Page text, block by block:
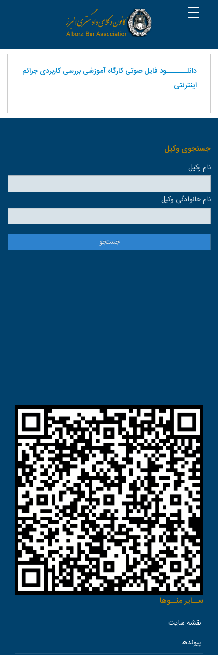
دانلـــــــود فایل صوتی کارگاه آموزشی بررسی کاربردی جرائم
اینترنتی
جستجوی وكيل
نام وكيل
نام خانوادگی وكيل
ســاير منــوها
نقشه سایت
پیوندها